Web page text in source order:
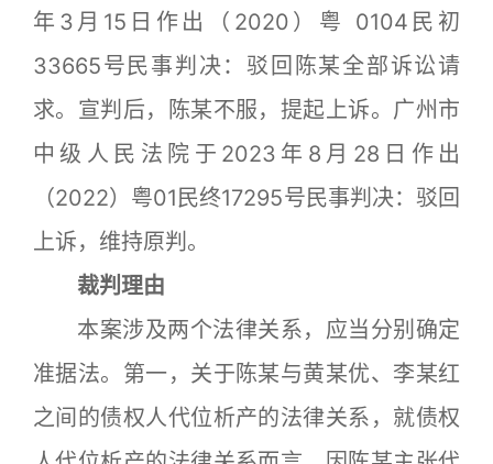
年3月15日作出（2020）粤 0104民初
33665号民事判决：驳回陈某全部诉讼请
求。宣判后，陈某不服，提起上诉。广州市
中级人民法院于2023年8月28日作出
（2022）粤01民终17295号民事判决：驳回
上诉，维持原判。
裁判理由
本案涉及两个法律关系，应当分别确定
准据法。第一，关于陈某与黄某优、李某红
之间的债权人代位析产的法律关系，就债权